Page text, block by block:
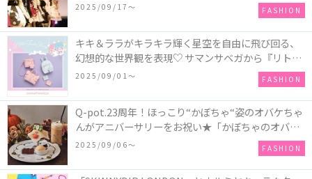
2025/09/17〜 FASHION
キキ＆ララがキラキラ輝く星空を自由に飛び回る、
幻想的な世界観を表現♡ サマンサベガから『リトル
ツインスターズ』50周年アニバーサリーイヤー』を
2025/09/01〜 FASHION
Q-pot.23周年！ほっこり“かぼちゃ“姿のオバケちゃ
んがアニバーサリーをお祝い★「かぼちゃのオバケ
ーキアクセサリー」が新発売！Q-pot CAFE.では
「かぼちゃのオバケーキプレート」も登場
2025/09/06〜 FASHION